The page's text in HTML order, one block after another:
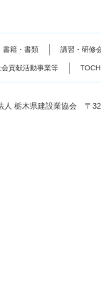
書籍・書類 講習・研修
貢献活動事業等
人 栃木県建設業協会 〒